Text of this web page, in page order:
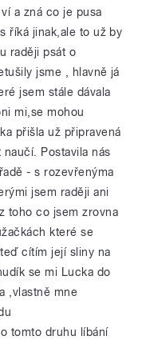
a zná co je pusa
říká jinak,ale to už by
raději psát o
jsme , hlavně já
jsem stále dávala
mi,se mohou
přišla už připravená
Postavila nás
- s rozevřenýma
jsem raději ani
toho co jsem zrovna
které se
cítím její sliny na
se mi Lucka do
,vlastně mne
tomto druhu líbání